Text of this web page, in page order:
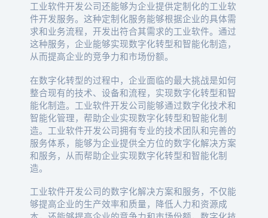
工业软件开发公司还能够为企业提供定制化的工业软
件开发服务。这种定制化服务能够根据企业的具体需
求和业务流程，开发出符合其需求的工业软件。通过
这种服务，企业能够实现数字化转型和智能化制造，
从而提高企业的竞争力和市场份额。
在数字化转型的过程中，企业面临的最大挑战是如何
整合现有的技术、设备和流程，实现数字化转型和智
能化制造。工业软件开发公司能够通过数字化技术和
智能化管理，帮助企业实现数字化转型和智能化制
造。工业软件开发公司拥有专业的技术团队和完善的
服务体系，能够为企业提供全方位的数字化解决方案
和服务，从而帮助企业实现数字化转型和智能化制
造。
工业软件开发公司的数字化解决方案和服务，不仅能
够提高企业的生产效率和质量，降低人力和资源成